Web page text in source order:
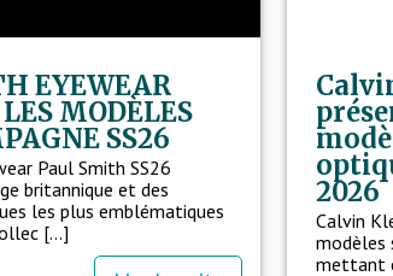
EYEWEAR
MODÈLES
SS26
Paul Smith SS26
britannique et des
les plus emblématiques
[...]
2026
Calvin
modèles
mettant